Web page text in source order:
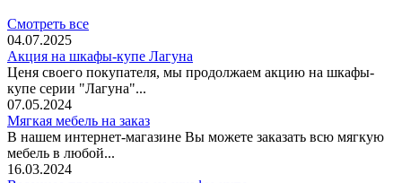
Смотреть все
04.07.2025
Акция на шкафы-купе Лагуна
Ценя своего покупателя, мы продолжаем акцию на шкафы-
купе серии "Лагуна"...
07.05.2024
Мягкая мебель на заказ
В нашем интернет-магазине Вы можете заказать всю мягкую
мебель в любой...
16.03.2024